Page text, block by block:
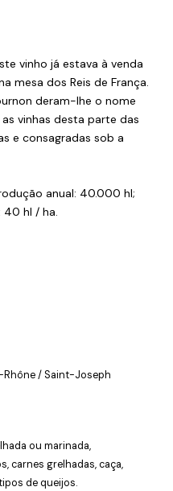
vinho já estava à venda
mesa dos Reis de França.
deram-lhe o nome
vinhas desta parte das
e consagradas sob a
anual: 40.000 hl;
40 hl / ha.
Rhône / Saint-Joseph
ou marinada,
carnes grelhadas, caça,
de queijos.